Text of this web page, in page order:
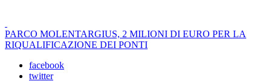
PARCO MOLENTARGIUS, 2 MILIONI DI EURO PER LA
RIQUALIFICAZIONE DEI PONTI
facebook
twitter